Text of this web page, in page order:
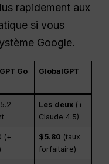
rapidement aux
si vous
Google.
Go GlobalGPT
Les deux(+
Claude 4.5)
(+
$5.80 (taux
forfaitaire)